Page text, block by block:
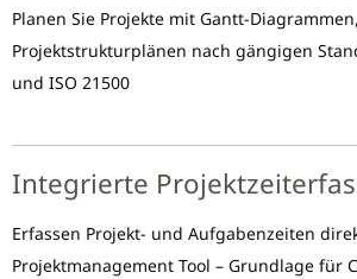
Planen Sie Projekte mit Gantt-
Projektstrukturplänen nach gängigen
und ISO 21500
Integrierte
Erfassen Projekt- und Aufgabenzeiten
Projektmanagement Tool – Grundlage für